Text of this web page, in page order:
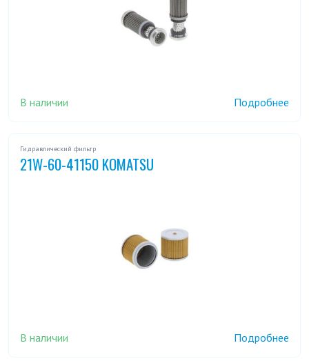
В наличии Подробнее
Гидравлический фильтр
21W-60-41150 KOMATSU
В наличии Подробнее